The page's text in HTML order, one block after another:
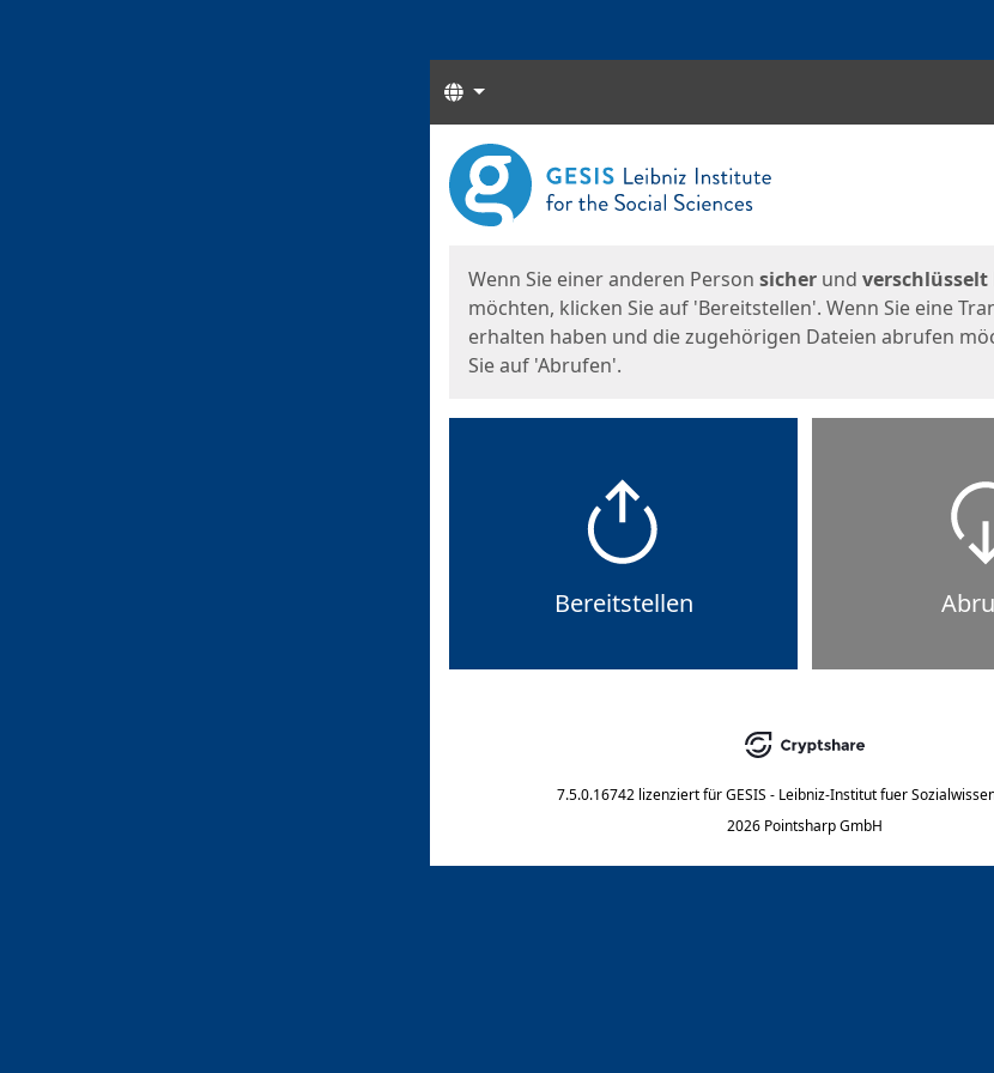
Sprachen
Start
Wenn Sie einer anderen Person sicher und verschlüsselt
möchten, klicken Sie auf 'Bereitstellen'. Wenn Sie eine
erhalten haben und die zugehörigen Dateien abrufen
Sie auf 'Abrufen'.
Bereitstellen
7.5.0.16742 lizenziert für GESIS - Leibniz-Institut fuer
2026 Pointsharp GmbH